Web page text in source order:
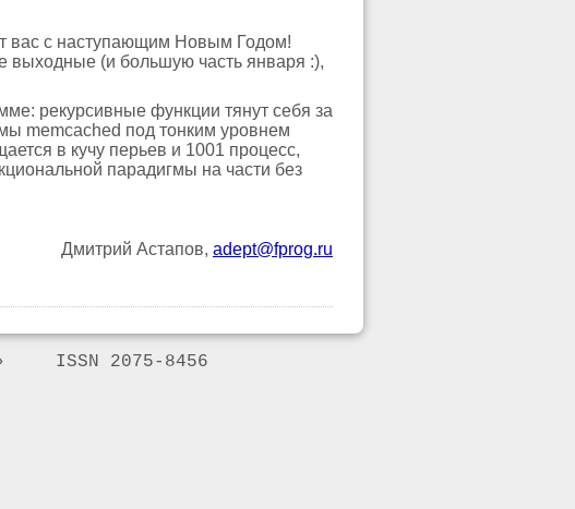
вас с наступающим Новым Годом!
выходные (и большую часть января :),
рекурсивные функции тянут себя за
memcached под тонким уровнем
в кучу перьев и 1001 процесс,
парадигмы на части без
Дмитрий Астапов, adept@fprog.ru
ISSN 2075-8456